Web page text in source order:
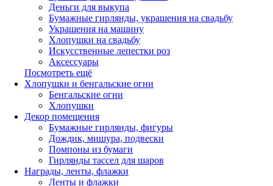
Деньги для выкупа
Бумажные гирлянды, украшения на свадьбу
Украшения на машину
Хлопушки на свадьбу
Искусственные лепестки роз
Аксессуары
Посмотреть ещё
Хлопушки и бенгальские огни
Бенгальские огни
Хлопушки
Декор помещения
Бумажные гирлянды, фигуры
Дождик, мишура, подвески
Помпоны из бумаги
Гирлянды тассел для шаров
Награды, ленты, флажки
Ленты и флажки